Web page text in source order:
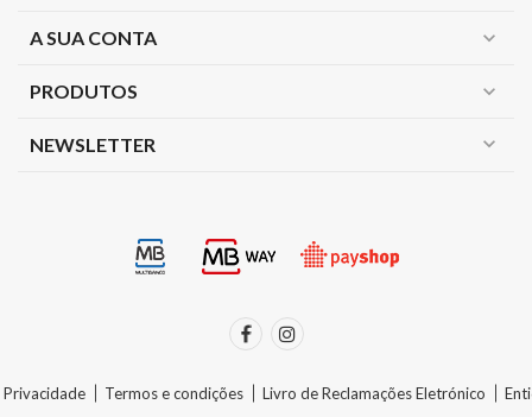
A SUA CONTA expand_more
PRODUTOS expand_more
NEWSLETTER expand_more
Termos e condições Livro de Reclamações Eletrónico